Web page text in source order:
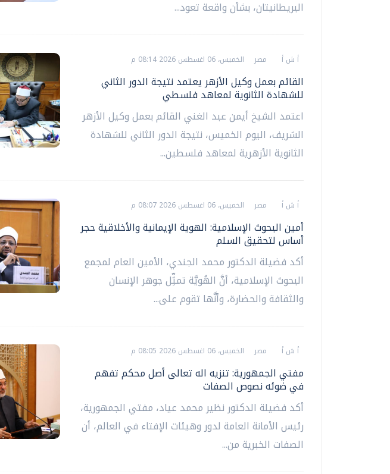
البريطانيتان، بشأن واقعة تعود...
أ ش أ مصر الخميس، 06 اغسطس 2026 08:14 م
القائم بعمل وكيل الأزهر يعتمد نتيجة الدور الثاني
للشهادة الثانوية لمعاهد فلسطي
اعتمد الشيخ أيمن عبد الغني القائم بعمل وكيل الأزهر
الشريف، اليوم الخميس، نتيجة الدور الثاني للشهادة
الثانوية الأزهرية لمعاهد فلسطين...
أ ش أ مصر الخميس، 06 اغسطس 2026 08:07 م
أمين البحوث الإسلامية: الهوية الإيمانية والأخلاقية حجر
أساس لتحقيق السلم
أكد فضيلة الدكتور محمد الجندي، الأمين العام لمجمع
البحوث الإسلامية، أنَّ الهُويَّة تمثِّل جوهر الإنسان
والثقافة والحضارة، وأنَّها تقوم على...
أ ش أ مصر الخميس، 06 اغسطس 2026 08:05 م
مفتي الجمهورية: تنزيه اله تعالى أصل محكم تفهم
في ضوئه نصوص الصفات
أكد فضيلة الدكتور نظير محمد عياد، مفتي الجمهورية،
رئيس الأمانة العامة لدور وهيئات الإفتاء في العالم، أن
الصفات الخبرية من...